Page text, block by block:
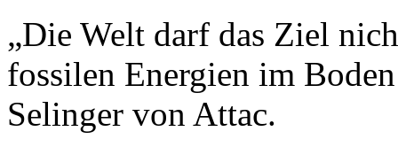
„Die Welt darf das Ziel
fossilen Energien im
Selinger von Attac.